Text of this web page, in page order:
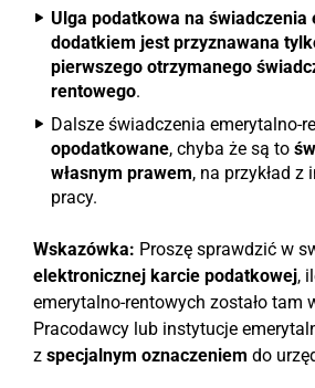
Ulga podatkowa na
dodatkiem jest przyznawana
pierwszego otrzymanego
rentowego.
Dalsze świadczenia emerytalno-
opodatkowane, chyba że są to
własnym prawem, na przykład z
pracy.
Wskazówka: Proszę sprawdzić w
elektronicznej karcie podatkowej,
emerytalno-rentowych zostało tam
Pracodawcy lub instytucje
z specjalnym oznaczeniem do